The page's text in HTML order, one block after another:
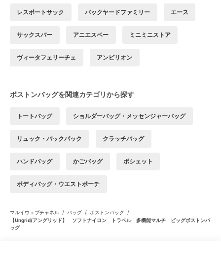
レスポートサック バックヤードファミリー エース
サックスバー アニエスベー ミニミニストア
ヴィータフェリーチェ アンビリオン
ボストンバッグを関連カテゴリから探す
トートバッグ ショルダーバッグ・メッセンジャーバッグ
リュック・バックパック クラッチバッグ
ハンドバッグ かごバッグ ポシェット
ボディバッグ・ウエストポーチ
マルイウェブチャネル / バッグ / ボストンバッグ /
【Ungrid/アングリッド】 ソフトナイロン トラベル 多機能マルチ ビッグボストンバ
ッグ